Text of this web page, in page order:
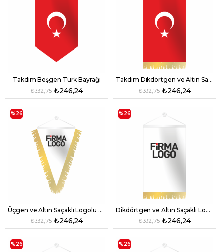
Takdim Beşgen Türk Bayrağı
₺246,24
₺332,75
Takdim Dikdörtgen ve Altın Saçaklı Türk Bayrağı
₺246,24
₺332,75
Üçgen ve Altın Saçaklı Logolu Bayrak
₺246,24
₺332,75
%26
Dikdörtgen ve Altın Saçaklı Logolu Bayrak
₺246,24
₺332,75
%26
%26 %26